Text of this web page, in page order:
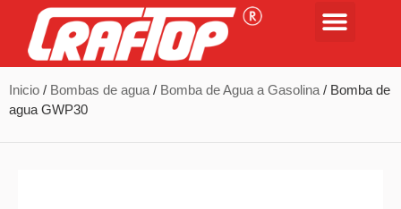
Inicio / Bombas de agua / Bomba de Agua a Gasolina / Bomba de
agua GWP30